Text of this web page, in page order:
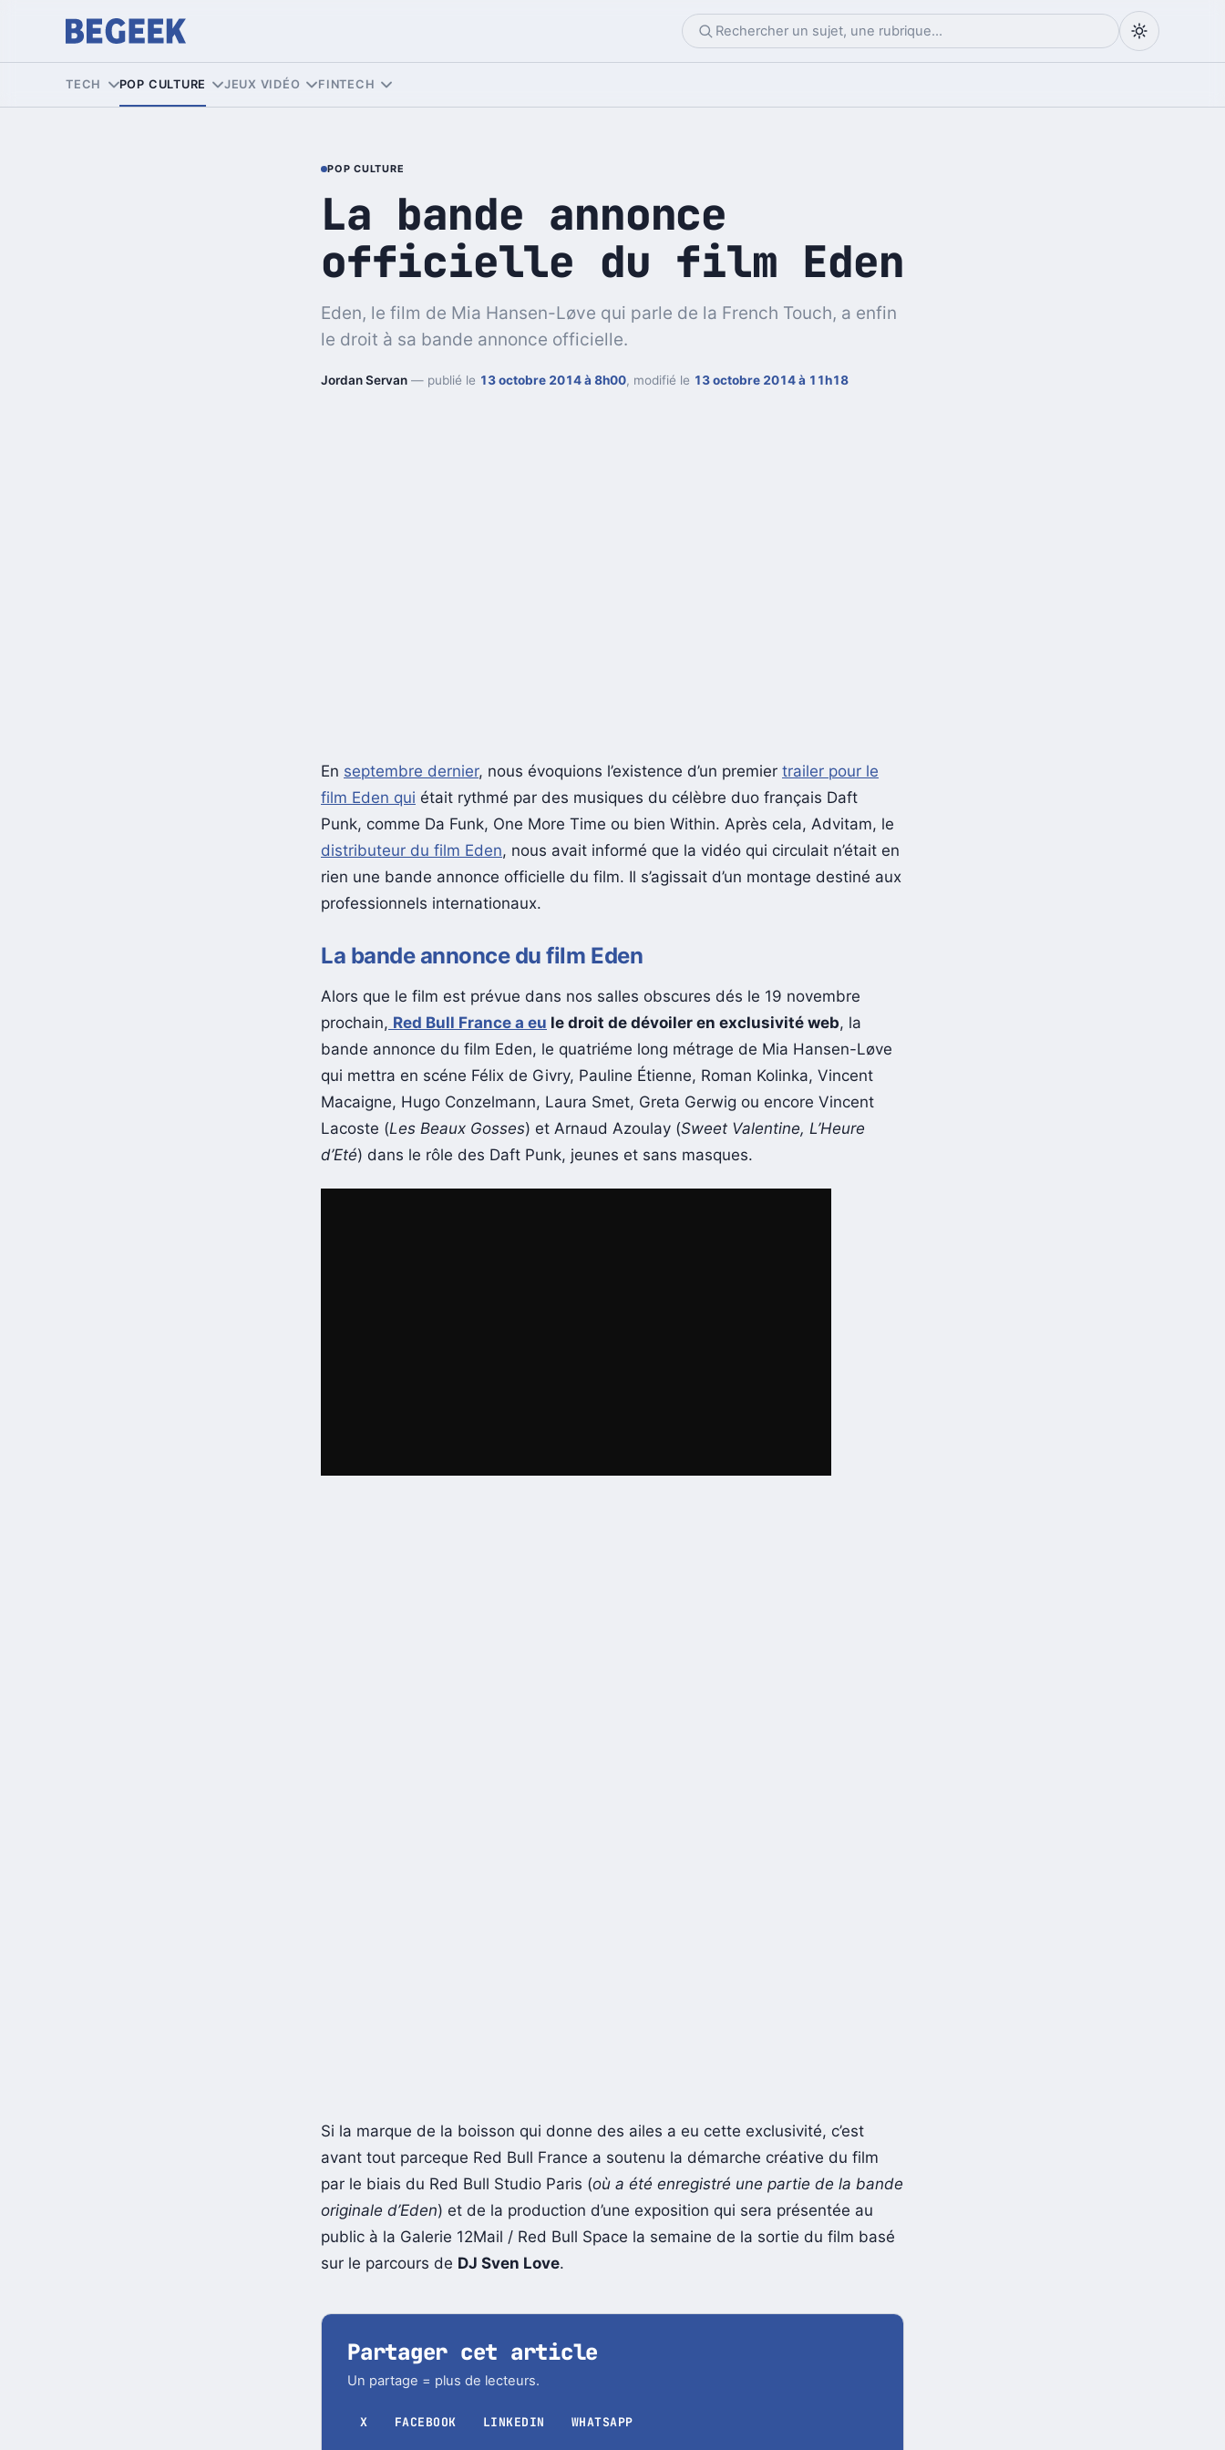
TECH POP CULTURE JEUX VIDÉO FINTECH
POP CULTURE
La bande annonce
officielle du film Eden
Eden, le film de Mia Hansen-Løve qui parle de la French Touch, a enfin
le droit à sa bande annonce officielle.
Jordan Servan — publié le 13 octobre 2014 à 8h00, modifié le 13 octobre 2014 à 11h18
En septembre dernier, nous évoquions l’existence d’un premier trailer pour le
film Eden qui était rythmé par des musiques du célèbre duo français Daft
Punk, comme Da Funk, One More Time ou bien Within. Après cela, Advitam, le
distributeur du film Eden, nous avait informé que la vidéo qui circulait n’était en
rien une bande annonce officielle du film. Il s’agissait d’un montage destiné aux
professionnels internationaux.
La bande annonce du film Eden
Alors que le film est prévue dans nos salles obscures dés le 19 novembre
prochain, Red Bull France a eu le droit de dévoiler en exclusivité web, la
bande annonce du film Eden, le quatriéme long métrage de Mia Hansen-Løve
qui mettra en scéne Félix de Givry, Pauline Étienne, Roman Kolinka, Vincent
Macaigne, Hugo Conzelmann, Laura Smet, Greta Gerwig ou encore Vincent
Lacoste (Les Beaux Gosses) et Arnaud Azoulay (Sweet Valentine, L’Heure
d’Eté) dans le rôle des Daft Punk, jeunes et sans masques.
Si la marque de la boisson qui donne des ailes a eu cette exclusivité, c’est
avant tout parceque Red Bull France a soutenu la démarche créative du film
par le biais du Red Bull Studio Paris (où a été enregistré une partie de la bande
originale d’Eden) et de la production d’une exposition qui sera présentée au
public à la Galerie 12Mail / Red Bull Space la semaine de la sortie du film basé
sur le parcours de DJ Sven Love.
Partager cet article
Un partage = plus de lecteurs.
X FACEBOOK LINKEDIN WHATSAPP